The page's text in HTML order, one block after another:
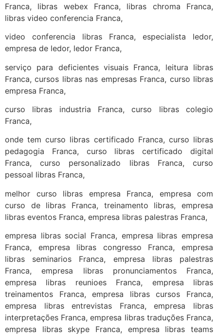
Franca, libras webex Franca, libras chroma Franca,
libras video conferencia Franca,
video conferencia libras Franca, especialista ledor,
empresa de ledor, ledor Franca,
serviço para deficientes visuais Franca, leitura libras
Franca, cursos libras nas empresas Franca, curso libras
empresa Franca,
curso libras industria Franca, curso libras colegio
Franca,
onde tem curso libras certificado Franca, curso libras
pedagogia Franca, curso libras certificado digital
Franca, curso personalizado libras Franca, curso
pessoal libras Franca,
melhor curso libras empresa Franca, empresa com
curso de libras Franca, treinamento libras, empresa
libras eventos Franca, empresa libras palestras Franca,
empresa libras social Franca, empresa libras empresa
Franca, empresa libras congresso Franca, empresa
libras seminarios Franca, empresa libras palestras
Franca, empresa libras pronunciamentos Franca,
empresa libras reunioes Franca, empresa libras
treinamentos Franca, empresa libras cursos Franca,
empresa libras entrevistas Franca, empresa libras
interpretações Franca, empresa libras traduções Franca,
empresa libras skype Franca, empresa libras teams